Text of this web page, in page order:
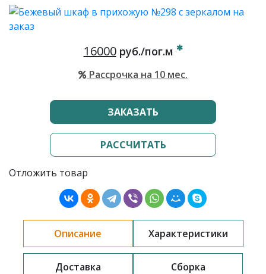
16000руб./пог.м
Рассрочка на 10 мес.
ЗАКАЗАТЬ
РАССЧИТАТЬ
Отложить товар
Описание Характеристики
Доставка Сборка